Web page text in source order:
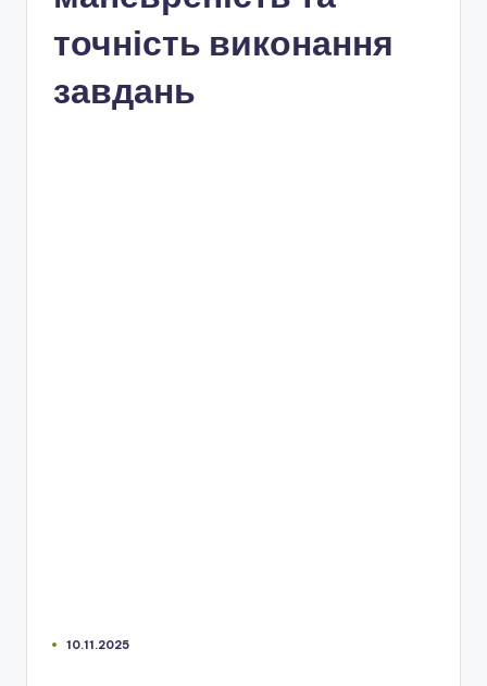
точність виконання
завдань
10.11.2025